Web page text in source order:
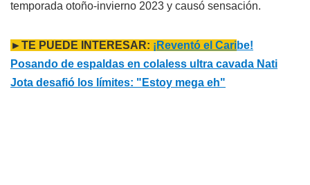
temporada otoño-invierno 2023 y causó sensación.
►TE PUEDE INTERESAR: ¡Reventó el Caribe!
Posando de espaldas en colaless ultra cavada Nati
Jota desafió los límites: "Estoy mega eh"